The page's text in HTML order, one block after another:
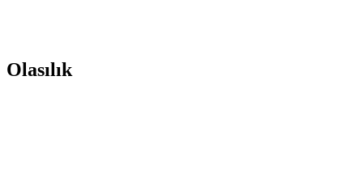
Olasılık